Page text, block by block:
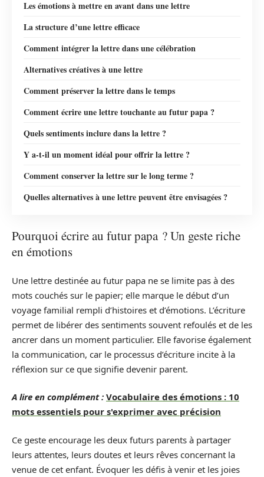
Les émotions à mettre en avant dans une lettre
La structure d’une lettre efficace
Comment intégrer la lettre dans une célébration
Alternatives créatives à une lettre
Comment préserver la lettre dans le temps
Comment écrire une lettre touchante au futur papa ?
Quels sentiments inclure dans la lettre ?
Y a-t-il un moment idéal pour offrir la lettre ?
Comment conserver la lettre sur le long terme ?
Quelles alternatives à une lettre peuvent être envisagées ?
Pourquoi écrire au futur papa ? Un geste riche
en émotions
Une lettre destinée au futur papa ne se limite pas à des
mots couchés sur le papier; elle marque le début d’un
voyage familial rempli d’histoires et d’émotions. L’écriture
permet de libérer des sentiments souvent refoulés et de les
ancrer dans un moment particulier. Elle favorise également
la communication, car le processus d’écriture incite à la
réflexion sur ce que signifie devenir parent.
A lire en complément : Vocabulaire des émotions : 10
mots essentiels pour s'exprimer avec précision
Ce geste encourage les deux futurs parents à partager
leurs attentes, leurs doutes et leurs rêves concernant la
venue de cet enfant. Évoquer les défis à venir et les joies